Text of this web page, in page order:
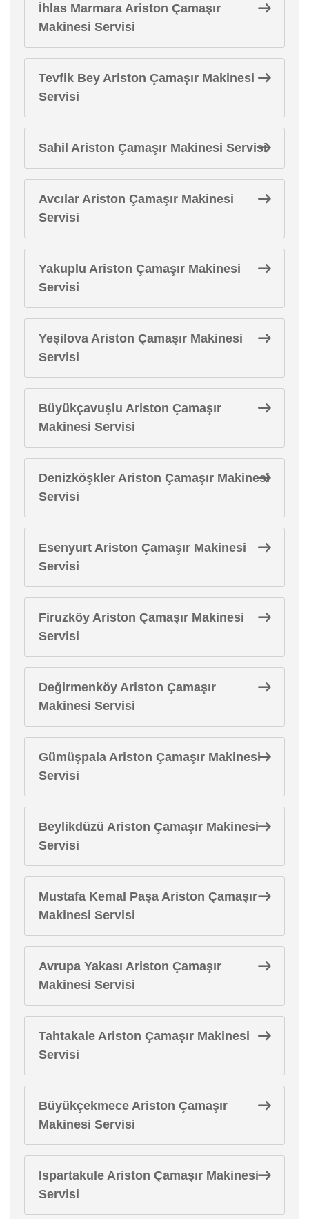
İhlas Marmara Ariston Çamaşır
Makinesi Servisi
Tevfik Bey Ariston Çamaşır Makinesi
Servisi
Sahil Ariston Çamaşır Makinesi Servisi
Avcılar Ariston Çamaşır Makinesi
Servisi
Yakuplu Ariston Çamaşır Makinesi
Servisi
Yeşilova Ariston Çamaşır Makinesi
Servisi
Büyükçavuşlu Ariston Çamaşır
Makinesi Servisi
Denizköşkler Ariston Çamaşır Makinesi
Servisi
Esenyurt Ariston Çamaşır Makinesi
Servisi
Firuzköy Ariston Çamaşır Makinesi
Servisi
Değirmenköy Ariston Çamaşır
Makinesi Servisi
Gümüşpala Ariston Çamaşır Makinesi
Servisi
Beylikdüzü Ariston Çamaşır Makinesi
Servisi
Mustafa Kemal Paşa Ariston Çamaşır
Makinesi Servisi
Avrupa Yakası Ariston Çamaşır
Makinesi Servisi
Tahtakale Ariston Çamaşır Makinesi
Servisi
Büyükçekmece Ariston Çamaşır
Makinesi Servisi
Ispartakule Ariston Çamaşır Makinesi
Servisi